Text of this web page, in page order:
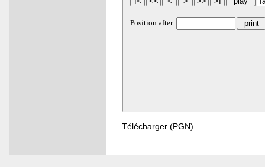
Télécharger (PGN)